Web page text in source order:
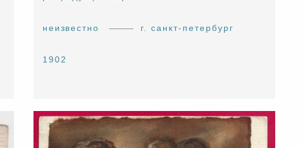
неизвестно г. санкт-петербург
1902